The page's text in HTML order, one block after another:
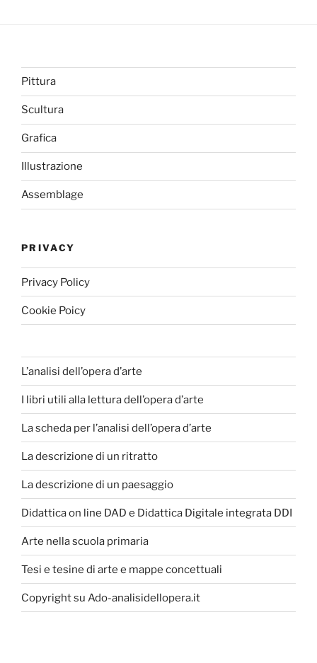
Pittura
Scultura
Grafica
Illustrazione
Assemblage
PRIVACY
Privacy Policy
Cookie Poicy
L’analisi dell’opera d’arte
I libri utili alla lettura dell’opera d’arte
La scheda per l’analisi dell’opera d’arte
La descrizione di un ritratto
La descrizione di un paesaggio
Didattica on line DAD e Didattica Digitale integrata DDI
Arte nella scuola primaria
Tesi e tesine di arte e mappe concettuali
Copyright su Ado-analisidellopera.it